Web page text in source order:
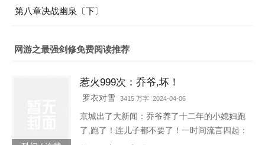
第八章决战幽泉〔下〕
网游之最强剑修免费阅读推荐
惹火999次：乔爷,坏！
罗衣对雪 3415 万字 2024-04-06
京城出了大新闻：乔爷养了十二年的小媳妇跑
了,跑了！连儿子都不要了！一时间流言四起：